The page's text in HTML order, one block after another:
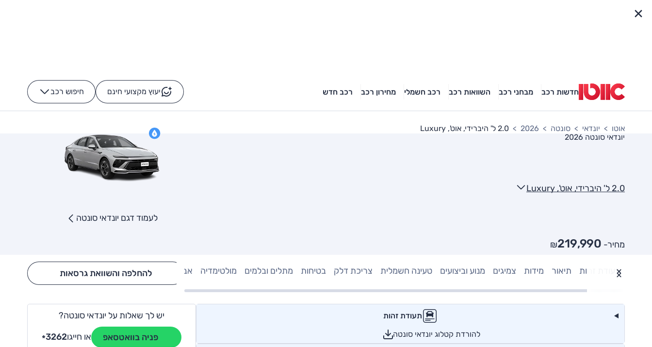
חדשות רכב מבחני רכב השוואות רכב רכב חשמלי מחירון רכב רכב חדש יעוץ מקצועי חינם חיפוש רכב -
אוטו יונדאי סונטה 2026
2.0 ל' היברידי, אוט', Luxury
יונדאי סונטה 2026
2.0 ל' היברידי, אוט', Luxury
מחיר- ₪ 219,990
לעמוד דגם יונדאי סונטה
תעודת זהות תיאור מידות צמיגים מנוע וביצועים טעינה חשמלית צריכת דלק בטיחות מתלים ובלמים מולטימדיה אבזור Hide config section
להחלפה והשוואת גרסאות
תעודת זהות
להורדת קטלוג יונדאי סונטה
יש לך שאלות על יונדאי סונטה?
פניה בוואטסאפ או חייגו *3262